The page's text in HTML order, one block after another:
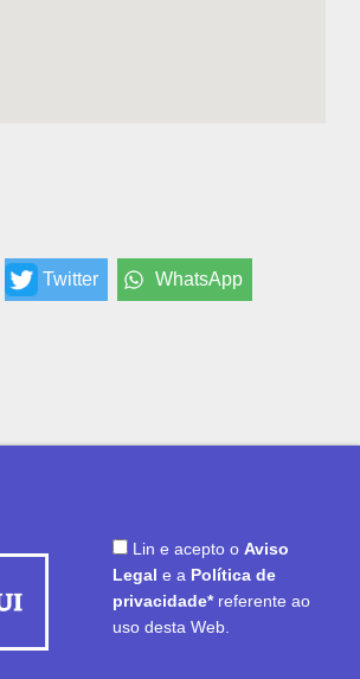
Twitter WhatsApp
Lin e acepto o Aviso
Legal e a Política de
privacidade* referente ao
uso desta Web.